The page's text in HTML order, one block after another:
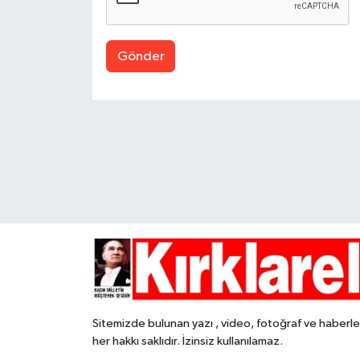
Gönder
Sitemizde bulunan yazı , video, fotoğraf ve
her hakkı saklıdır. İzinsiz kullanılamaz.